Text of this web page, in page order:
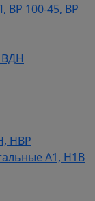
ВР 100-45, ВР
ВДН
НВР
А1, Н1В